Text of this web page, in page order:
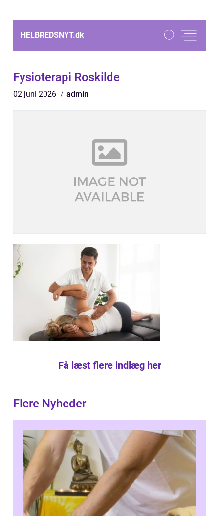
HELBREDSNYT.dk
Fysioterapi Roskilde
02 juni 2026 admin
Få læst flere indlæg her
Flere Nyheder